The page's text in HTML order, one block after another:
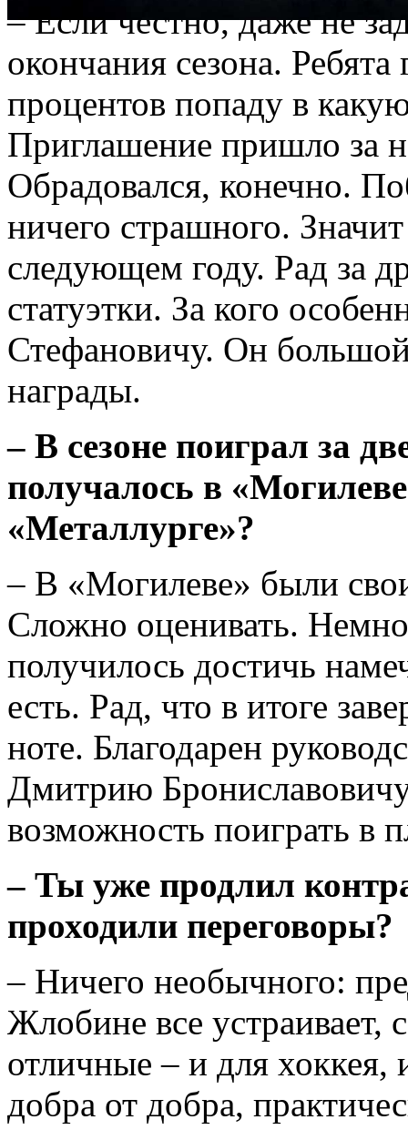
– Если честно, даже не
окончания сезона. Ребята
процентов попаду в
Приглашение пришло за
Обрадовался, конечно.
ничего страшного.
следующем году. Рад за
статуэтки. За кого
Стефановичу. Он
награды.
– В сезоне поиграл за
получалось в
«Металлурге»?
– В «Могилеве» были
Сложно оценивать.
получилось достичь
есть. Рад, что в итоге
ноте. Благодарен
Дмитрию
возможность поиграть в
– Ты уже продлил
проходили переговоры?
– Ничего необычного:
Жлобине все устраивает,
отличные – и для хоккея,
добра от добра,